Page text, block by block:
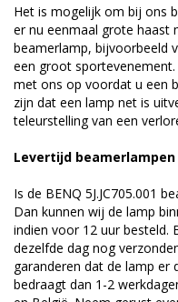
Het is mogelijk om bij ons
er nu eenmaal grote haast
beamerlamp, bijvoorbeeld
een groot
met ons op voordat u een
zijn dat een lamp net is
teleurstelling van een
Levertijd beamerlampen
Is de BENQ 5J.JC705.001
Dan kunnen wij de lamp
indien voor 12 uur besteld.
dezelfde dag nog
garanderen dat de lamp er
bedraagt dan 1-2